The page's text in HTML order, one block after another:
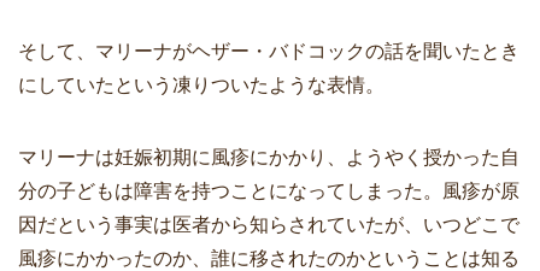
そして、マリーナがヘザー・バドコックの話を聞いたとき
にしていたという凍りついたような表情。
マリーナは妊娠初期に風疹にかかり、ようやく授かった自
分の子どもは障害を持つことになってしまった。風疹が原
因だという事実は医者から知らされていたが、いつどこで
風疹にかかったのか、誰に移されたのかということは知る